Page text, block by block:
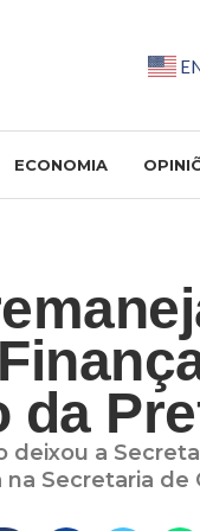
ECONOMIA
da
a
Secretaria de